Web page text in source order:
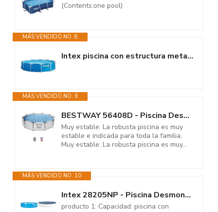
(Contents:one pool)
MÁS VENDIDO NO. 8
Intex piscina con estructura metalica tubular redonda (ø) 3.66 x (h)...
MÁS VENDIDO NO. 9
BESTWAY 56408D - Piscina Desmontable Tubular Steel Pro Max 305 x 76 cm, con...
Muy estable: La robusta piscina es muy
estable e indicada para toda la familia;
Muy estable: La robusta piscina es muy...
MÁS VENDIDO NO. 10
Intex 28205NP - Piscina Desmontable Redonda Metal Frame Familiar Color...
producto 1: Capacidad: piscina con